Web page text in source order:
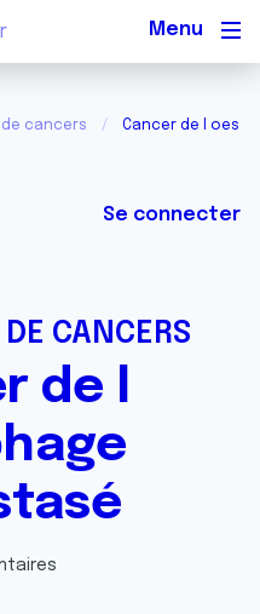
cancers Cancer de l
Se connecter
CANCERS
de l